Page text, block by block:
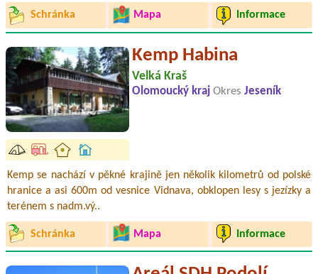
Schránka Mapa Informace
Kemp Habina
Velká Kraš
Olomoucký kraj Okres Jeseník
Kemp se nachází v pěkné krajině jen několik kilometrů od polské
hranice a asi 600m od vesnice Vidnava, obklopen lesy s jezízky a
terénem s nadm.vý..
Schránka Mapa Informace